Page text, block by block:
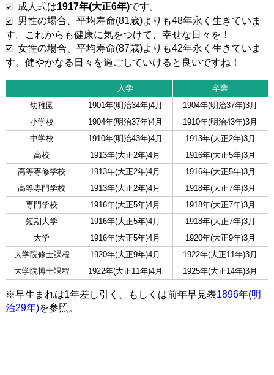
成人式は1917年(大正6年)です。
男性の場合、平均寿命(81歳)よりも48年永く生きていま
す。これからも健康に気をつけて、幸せな日々を！
女性の場合、平均寿命(87歳)よりも42年永く生きていま
す。健やかなる日々を過ごしていけると良いですね！
入学
卒業
幼稚園
1901年(明治34年)4月
1904年(明治37年)3月
小学校
1904年(明治37年)4月
1910年(明治43年)3月
中学校
1910年(明治43年)4月
1913年(大正2年)3月
高校
1913年(大正2年)4月
1916年(大正5年)3月
高等専修学校
1913年(大正2年)4月
1916年(大正5年)3月
高等専門学校
1913年(大正2年)4月
1918年(大正7年)3月
専門学校
1916年(大正5年)4月
1918年(大正7年)3月
短期大学
1916年(大正5年)4月
1918年(大正7年)3月
大学
1916年(大正5年)4月
1920年(大正9年)3月
大学院修士課程
1920年(大正9年)4月
1922年(大正11年)3月
大学院博士課程
1922年(大正11年)4月 1925年(大正14年)3月
※早生まれは1年差し引く、もしくは前年早見表1896年(明
治29年)を参照。